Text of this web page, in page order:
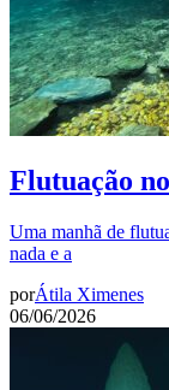
Flutuação
Uma manhã de
nada e a
porÁtila Ximenes
06/06/2026